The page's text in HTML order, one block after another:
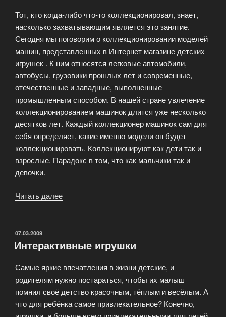
Тот, кто когда-либо что-то коллекционировал, знает,
насколько захватывающим является это занятие.
Сегодня мы поговорим о коллекционировании моделей
машин, представленных в Интернет магазине детских
игрушек . К ним относятся легковые автомобили,
автобусы, грузовики прошлых лет и современные,
отечественные и западные, выполненные
промышленным способом. В нашей стране увлечение
коллекционированием машинок длится уже несколько
десятков лет. Каждый коллекционер машинок сам для
себя определяет, какие именно модели он будет
коллекционировать. Коллекционируют как дети так и
взрослые. Парадокс в том, что как мальчики так и
девочки.
Читать далее
в
магазине!»
ОПУБЛИКОВАНО
07.03.2009
Интерактивные игрушки
Самые яркие впечатления в жизни детские, и
родителям нужно постараться, чтобы их малыш
помнил своё детство красочным, тёплым и весёлым. А
что для ребёнка самое привлекательное? Конечно,